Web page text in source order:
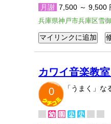
月謝 7,500 ～ 9,500
兵庫県神戸市兵庫区雪
カワイ音楽教
0
「うまく」